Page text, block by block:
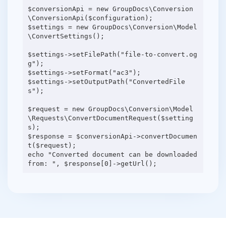
$conversionApi = new GroupDocs\Conversion
\ConversionApi($configuration);
$settings = new GroupDocs\Conversion\Model
\ConvertSettings();
$settings->setFilePath("file-to-convert.og
g");
$settings->setFormat("ac3");
$settings->setOutputPath("ConvertedFile
s");
$request = new GroupDocs\Conversion\Model
\Requests\ConvertDocumentRequest($setting
s);
$response = $conversionApi->convertDocumen
t($request);
echo "Converted document can be downloaded